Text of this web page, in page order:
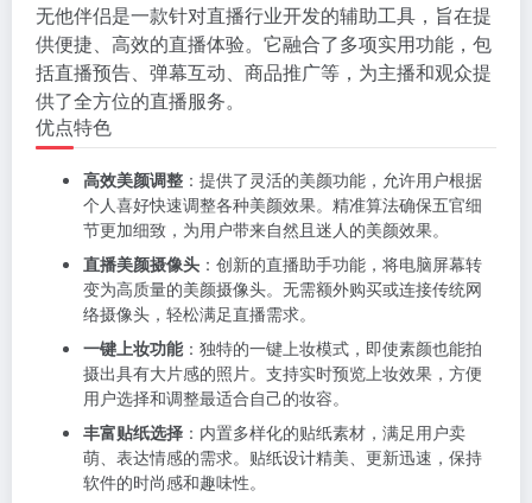
无他伴侣是一款针对直播行业开发的辅助工具，旨在提
供便捷、高效的直播体验。它融合了多项实用功能，包
括直播预告、弹幕互动、商品推广等，为主播和观众提
供了全方位的直播服务。
优点特色
高效美颜调整 ：提供了灵活的美颜功能，允许用户根据
个人喜好快速调整各种美颜效果。精准算法确保五官细
节更加细致，为用户带来自然且迷人的美颜效果。
直播美颜摄像头 ：创新的直播助手功能，将电脑屏幕转
变为高质量的美颜摄像头。无需额外购买或连接传统网
络摄像头，轻松满足直播需求。
一键上妆功能：独特的一键上妆模式，即使素颜也能拍
摄出具有大片感的照片。支持实时预览上妆效果，方便
用户选择和调整最适合自己的妆容。
丰富贴纸选择 ：内置多样化的贴纸素材，满足用户卖
萌、表达情感的需求。贴纸设计精美、更新迅速，保持
软件的时尚感和趣味性。